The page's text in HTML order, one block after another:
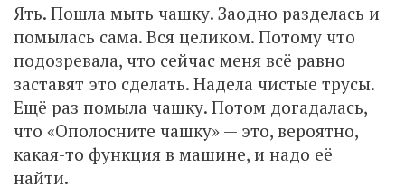
Ять. Пошла мыть чашку. Заодно разделась и
помылась сама. Вся целиком. Потому что
подозревала, что сейчас меня всё равно
заставят это сделать. Надела чистые трусы.
Ещё раз помыла чашку. Потом догадалась,
что «Ополосните чашку» — это, вероятно,
какая-то функция в машине, и надо её
найти.